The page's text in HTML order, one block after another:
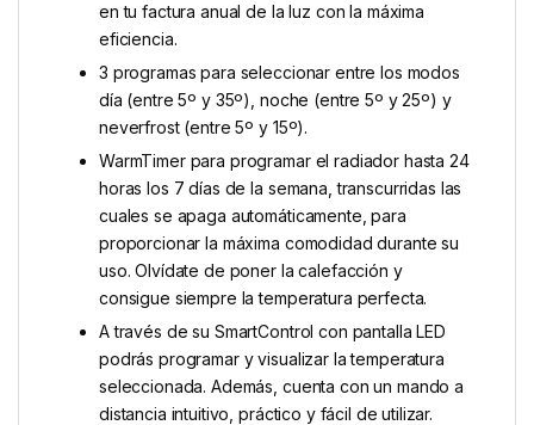
en tu factura anual de la luz con la máxima
eficiencia.
3 programas para seleccionar entre los modos
día (entre 5º y 35º), noche (entre 5º y 25º) y
neverfrost (entre 5º y 15º).
WarmTimer para programar el radiador hasta 24
horas los 7 días de la semana, transcurridas las
cuales se apaga automáticamente, para
proporcionar la máxima comodidad durante su
uso. Olvídate de poner la calefacción y
consigue siempre la temperatura perfecta.
A través de su SmartControl con pantalla LED
podrás programar y visualizar la temperatura
seleccionada. Además, cuenta con un mando a
distancia intuitivo, práctico y fácil de utilizar.